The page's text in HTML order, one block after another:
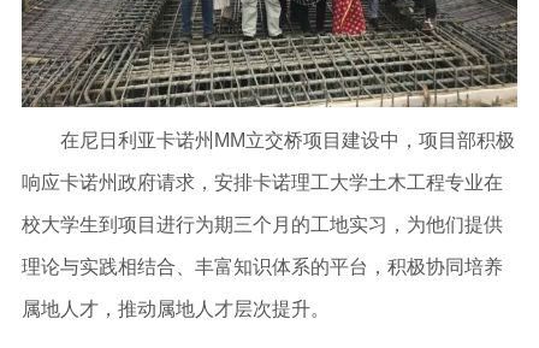
在尼日利亚卡诺州MM立交桥项目建设中，项目部积极
响应卡诺州政府请求，安排卡诺理工大学土木工程专业在
校大学生到项目进行为期三个月的工地实习，为他们提供
理论与实践相结合、丰富知识体系的平台，积极协同培养
属地人才，推动属地人才层次提升。